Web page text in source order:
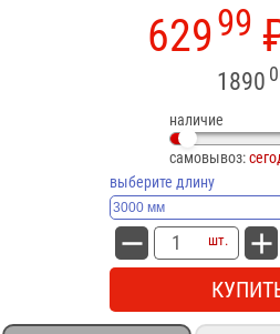
62999
1890
наличие
самовывоз:
выберите длину
шт.